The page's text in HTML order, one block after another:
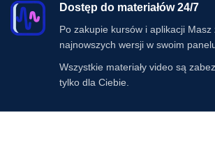
Dostęp do materiałów 24/7
Po zakupie kursów i aplikacji
najnowszych wersji w swoim
Wszystkie materiały video są
tylko dla Ciebie.